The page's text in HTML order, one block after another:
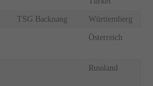
TSG Backnang Württemberg
Österreich
Russland